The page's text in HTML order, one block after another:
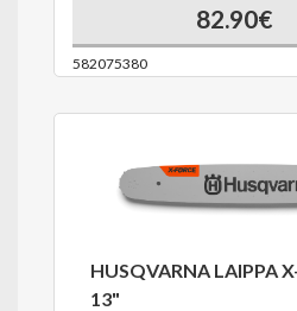
82.90€
582075380
HUSQVARNA LAIPPA
13"